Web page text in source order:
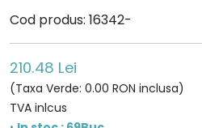
Cod produs: 16342-
210.48 Lei
(Taxa Verde: 0.00 RON inclusa)
TVA inlcus